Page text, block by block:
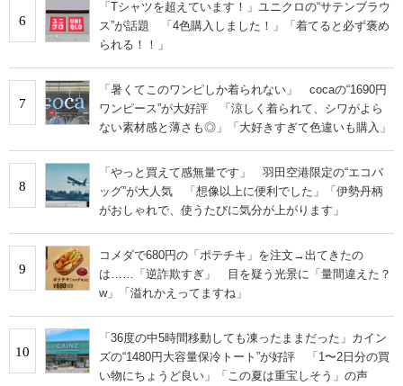
6
「Tシャツを超えています！」ユニクロの“サテンブラウ
ス”が話題 「4色購入しました！」「着てると必ず褒め
られる！！」
7
「暑くてこのワンピしか着られない」 cocaの“1690円
ワンピース”が大好評 「涼しく着られて、シワがよら
ない素材感と薄さも◎」「大好きすぎて色違いも購入」
8
「やっと買えて感無量です」 羽田空港限定の“エコバ
ッグ”が大人気 「想像以上に便利でした」「伊勢丹柄
がおしゃれで、使うたびに気分が上がります」
9
コメダで680円の「ポテチキ」を注文→出てきたの
は……「逆詐欺すぎ」 目を疑う光景に「量間違えた？
w」「溢れかえってますね」
10
「36度の中5時間移動しても凍ったままだった」カイン
ズの“1480円大容量保冷トート”が好評 「1〜2日分の買
い物にちょうど良い」「この夏は重宝しそう」の声